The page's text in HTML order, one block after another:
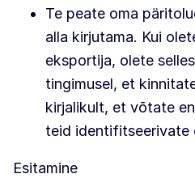
Te peate oma
alla kirjutama. Kui
eksportija, olete
tingimusel, et
kirjalikult, et võtate
teid identifitseerivate
Esitamine